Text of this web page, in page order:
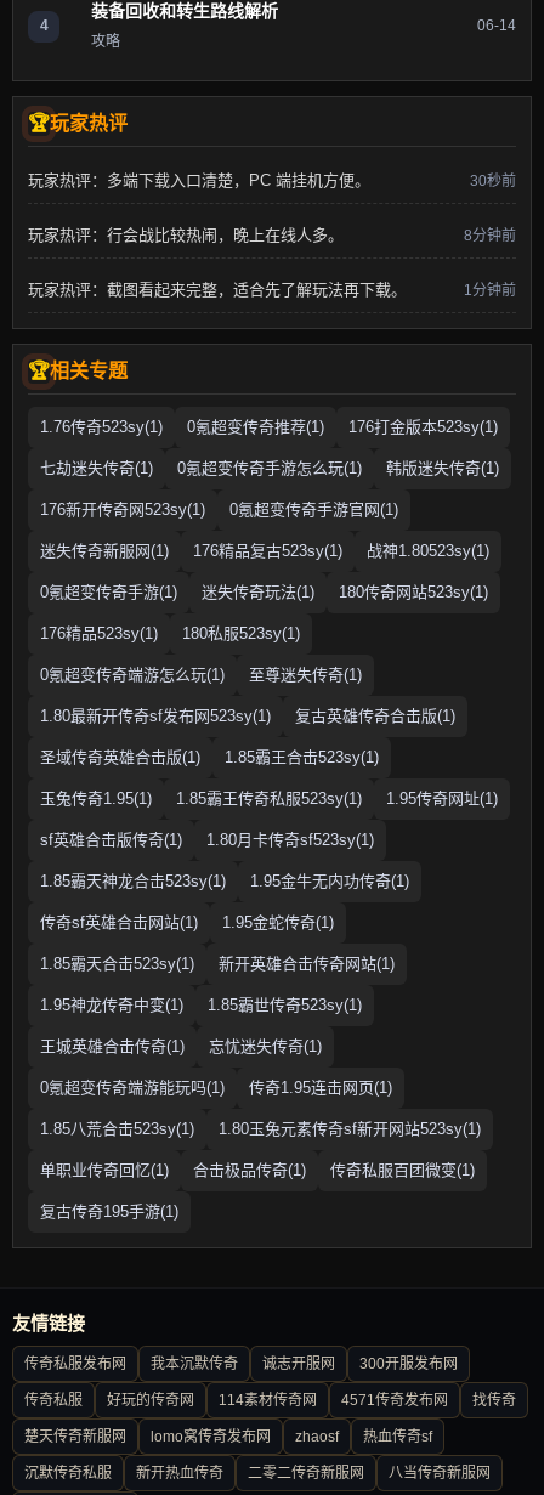
4
装备回收和转生路线解析
攻略
06-14
玩家热评
玩家热评：多端下载入口清楚，PC 端挂机方便。 30秒前
玩家热评：行会战比较热闹，晚上在线人多。 8分钟前
玩家热评：截图看起来完整，适合先了解玩法再下载。 1分钟前
相关专题
1.76传奇523sy(1) 0氪超变传奇推荐(1) 176打金版本523sy(1)
七劫迷失传奇(1) 0氪超变传奇手游怎么玩(1) 韩版迷失传奇(1)
176新开传奇网523sy(1) 0氪超变传奇手游官网(1)
迷失传奇新服网(1) 176精品复古523sy(1) 战神1.80523sy(1)
0氪超变传奇手游(1) 迷失传奇玩法(1) 180传奇网站523sy(1)
176精品523sy(1) 180私服523sy(1)
0氪超变传奇端游怎么玩(1) 至尊迷失传奇(1)
1.80最新开传奇sf发布网523sy(1) 复古英雄传奇合击版(1)
圣域传奇英雄合击版(1) 1.85霸王合击523sy(1)
玉兔传奇1.95(1) 1.85霸王传奇私服523sy(1) 1.95传奇网址(1)
sf英雄合击版传奇(1) 1.80月卡传奇sf523sy(1)
1.85霸天神龙合击523sy(1) 1.95金牛无内功传奇(1)
传奇sf英雄合击网站(1) 1.95金蛇传奇(1)
1.85霸天合击523sy(1) 新开英雄合击传奇网站(1)
1.95神龙传奇中变(1) 1.85霸世传奇523sy(1)
王城英雄合击传奇(1) 忘忧迷失传奇(1)
0氪超变传奇端游能玩吗(1) 传奇1.95连击网页(1)
1.85八荒合击523sy(1) 1.80玉兔元素传奇sf新开网站523sy(1)
单职业传奇回忆(1) 合击极品传奇(1) 传奇私服百团微变(1)
复古传奇195手游(1)
友情链接
传奇私服发布网 我本沉默传奇 诚志开服网 300开服发布网
传奇私服 好玩的传奇网 114素材传奇网 4571传奇发布网 找传奇
楚天传奇新服网 lomo窝传奇发布网 zhaosf 热血传奇sf
沉默传奇私服 新开热血传奇 二零二传奇新服网 八当传奇新服网